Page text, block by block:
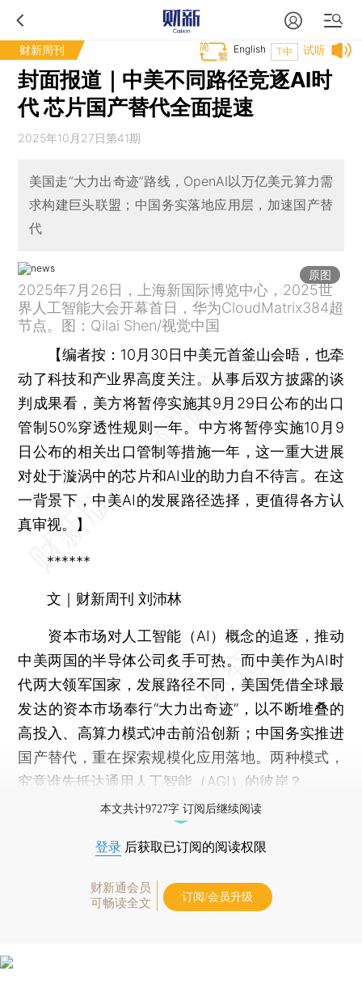
财新周刊 试听
T中
English
封面报道｜中美不同路径竞逐AI时
代 芯片国产替代全面提速
2025年10月27日第41期
美国走“大力出奇迹”路线，OpenAI以万亿美元算力需
求构建巨头联盟；中国务实落地应用层，加速国产替
代
原图
2025年7月26日，上海新国际博览中心，2025世
界人工智能大会开幕首日，华为CloudMatrix384超
节点。图：Qilai Shen/视觉中国
【编者按： 10月30日中美元首釜山会晤，也牵
动了科技和产业界高度关注。从事后双方披露的谈
判成果看，美方将暂停实施其9月29日公布的出口
管制50%穿透性规则一年。中方将暂停实施10月9
日公布的相关出口管制等措施一年，这一重大进展
对处于漩涡中的芯片和AI业的助力自不待言。在这
一背景下，中美AI的发展路径选择，更值得各方认
真审视。】
******
文｜财新周刊 刘沛林
资本市场对人工智能（AI）概念的追逐，推动
中美两国的半导体公司炙手可热。而中美作为AI时
代两大领军国家，发展路径不同，美国凭借全球最
发达的资本市场奉行“大力出奇迹”，以不断堆叠的
高投入、高算力模式冲击前沿创新；中国务实推进
国产替代，重在探索规模化应用落地。两种模式，
究竟谁先抵达通用人工智能（AGI）的彼岸？
本文共计9727字 订阅后继续阅读
登录 后获取已订阅的阅读权限
财新通会员
可畅读全文
订阅/会员升级